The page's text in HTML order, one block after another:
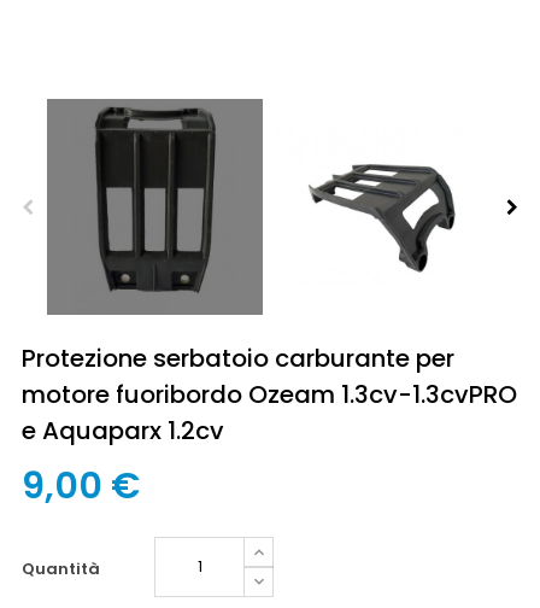
Protezione serbatoio carburante per
motore fuoribordo Ozeam 1.3cv-1.3cvPRO
e Aquaparx 1.2cv
9,00 €
quantità